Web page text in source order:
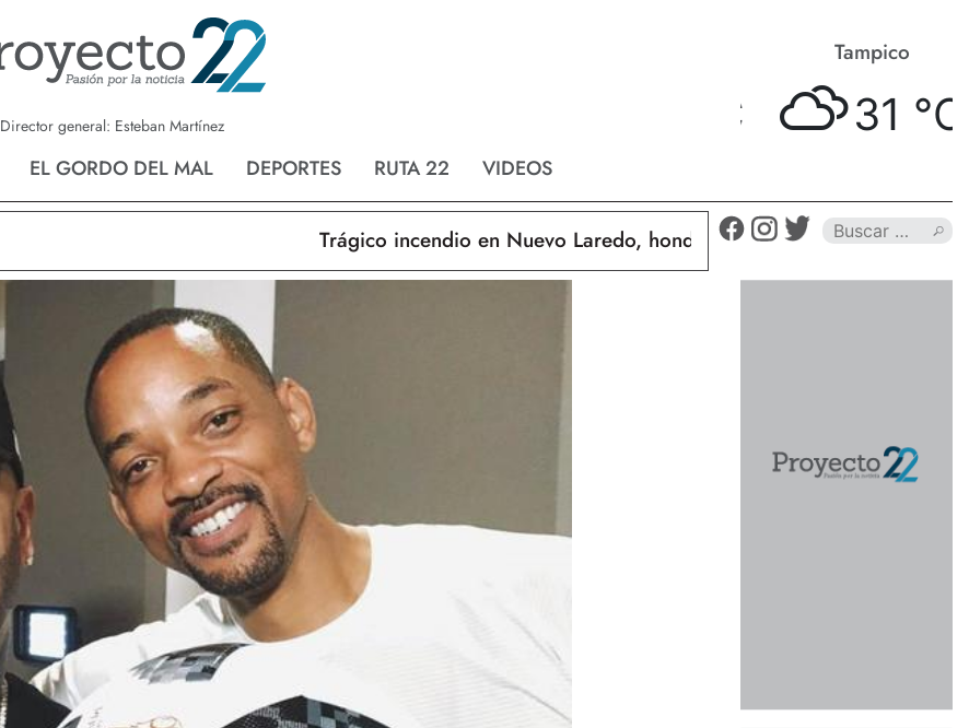
Director general: Esteban Martínez
EL GORDO DEL MAL DEPORTES RUTA 22 VIDEOS
Nvo. Laredo Tampico
31 ° C
Trágico incendio en Nuevo Laredo, hondureño muere calcinado